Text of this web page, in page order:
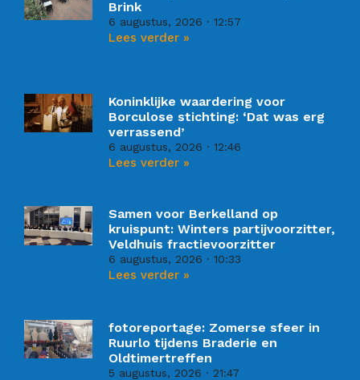
Brink
6 augustus, 2026 12:57
Lees verder »
Koninklijke waardering voor
Borculose stichting: ‘Dat was erg
verrassend’
6 augustus, 2026 12:46
Lees verder »
Samen voor Berkelland op
kruispunt: Winters partijvoorzitter,
Veldhuis fractievoorzitter
6 augustus, 2026 10:33
Lees verder »
fotoreportage: Zomerse sfeer in
Ruurlo tijdens Braderie en
Oldtimertreffen
5 augustus, 2026 21:47